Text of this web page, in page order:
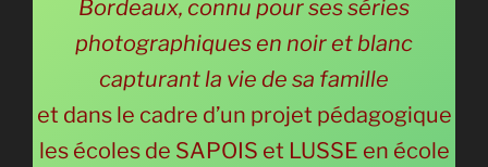
Bordeaux, connu pour ses séries
photographiques en noir et blanc
capturant la vie de sa famille
et dans le cadre d’un projet pédagogique
les écoles de SAPOIS et LUSSE en école